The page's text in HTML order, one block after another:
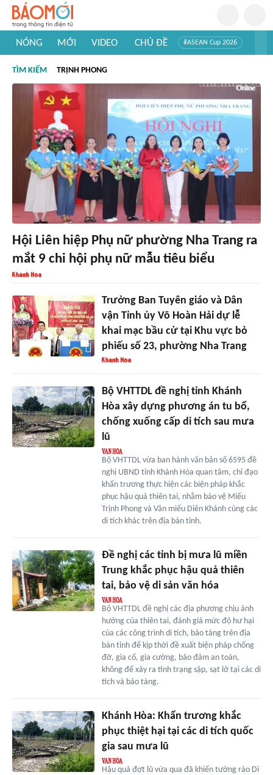
NÓNG MỚI VIDEO CHỦ ĐỀ #ASEAN Cup 2026
#Khám phá Việt Nam
#Khám phá thế giới
TÌM KIẾM TRỊNH PHONG
Hội Liên hiệp Phụ nữ phường Nha Trang ra
mắt 9 chi hội phụ nữ mẫu tiêu biểu
Trưởng Ban Tuyên giáo và Dân
vận Tỉnh ủy Võ Hoàn Hải dự lễ
khai mạc bầu cử tại Khu vực bỏ
phiếu số 23, phường Nha Trang
Bộ VHTTDL đề nghị tỉnh Khánh
Hòa xây dựng phương án tu bổ,
chống xuống cấp di tích sau mưa
lũ
Bộ VHTTDL vừa ban hành văn bản số 6595 đề
nghị UBND tỉnh Khánh Hòa quan tâm, chỉ đạo
khẩn trương thực hiện các biện pháp khắc
phục hậu quả thiên tai, nhằm bảo vệ Miếu
Trịnh Phong và Văn miếu Diên Khánh cùng các
di tích khác trên địa bàn tỉnh.
Đề nghị các tỉnh bị mưa lũ miền
Trung khắc phục hậu quả thiên
tai, bảo vệ di sản văn hóa
Bộ VHTTDL đề nghị các địa phương chịu ảnh
hưởng của thiên tai, đánh giá mức độ hư hại
của các công trình di tích, bảo tàng trên địa
bàn tỉnh để kịp thời đề xuất biện pháp chống
đỡ, gia cố, gia cường, bảo đảm an toàn,
không để xảy ra tình trạng sập, sạt lở tại các di
tích và bảo tàng.
Khánh Hòa: Khẩn trương khắc
phục thiệt hại tại các di tích quốc
gia sau mưa lũ
Hậu quả đợt lũ vừa qua đã khiến tường rào Di